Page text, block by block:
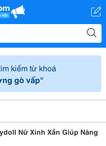
kiếm từ khoá
gò vấp"
Nữ Xinh Xắn Giúp Nàng